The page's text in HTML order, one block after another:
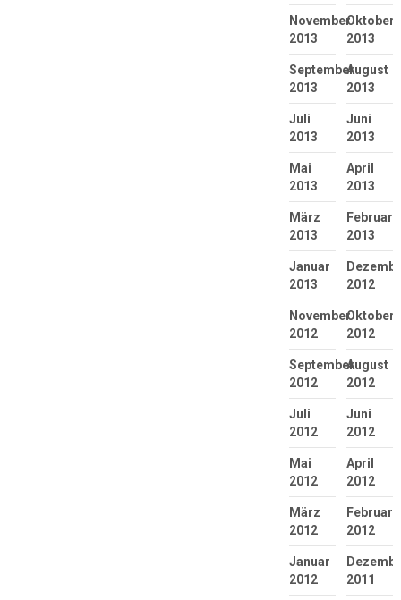
November
2013
Oktober
2013
September
2013
August
2013
Juli
2013
Juni
2013
Mai
2013
April
2013
März
2013
Februar
2013
Januar
2013
2012
November
2012
Oktober
2012
September
2012
August
2012
Juli
2012
Juni
2012
Mai
2012
April
2012
März
2012
Februar
2012
Januar
2012
2011